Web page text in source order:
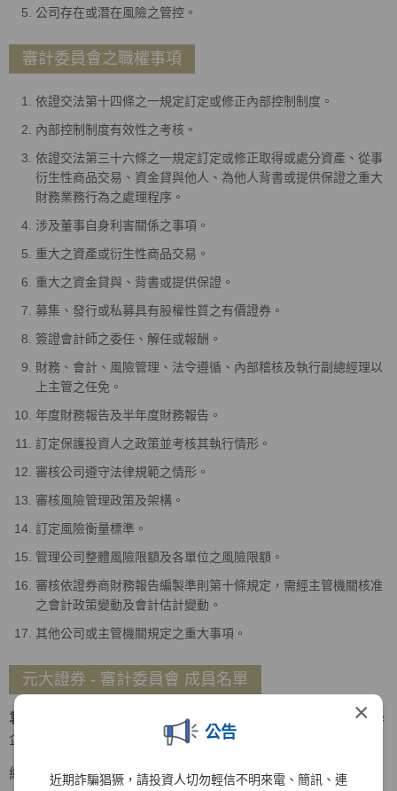
×
公告
近期詐騙猖獗，請投資人切勿輕信不明來電、簡訊、連
公司存在或潛在風險之管控。
審計委員會之職權事項
依證交法第十四條之一規定訂定或修正內部控制制度。
內部控制制度有效性之考核。
依證交法第三十六條之一規定訂定或修正取得或處分資產、從事
衍生性商品交易、資金貸與他人、為他人背書或提供保證之重大
財務業務行為之處理程序。
涉及董事自身利害關係之事項。
重大之資產或衍生性商品交易。
重大之資金貸與、背書或提供保證。
募集、發行或私募具有股權性質之有價證券。
簽證會計師之委任、解任或報酬。
財務、會計、風險管理、法令遵循、內部稽核及執行副總經理以
上主管之任免。
年度財務報告及半年度財務報告。
訂定保護投資人之政策並考核其執行情形。
審核公司遵守法律規範之情形。
審核風險管理政策及架構。
訂定風險衡量標準。
管理公司整體風險限額及各單位之風險限額。
審核依證券商財務報告編製準則第十條規定，需經主管機關核准
之會計政策變動及會計估計變動。
其他公司或主管機關規定之重大事項。
元大證券 - 審計委員會 成員名單
袁惠兒
美國密蘇里大學會計碩士、美國南伊利諾大學
企管碩士
經歷